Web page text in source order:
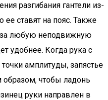
разгибания гантели из-
ставят на пояс. Также
за любую неподвижную
удобнее. Когда рука с
амплитуды, запястье
чтобы ладонь
руки направлен в